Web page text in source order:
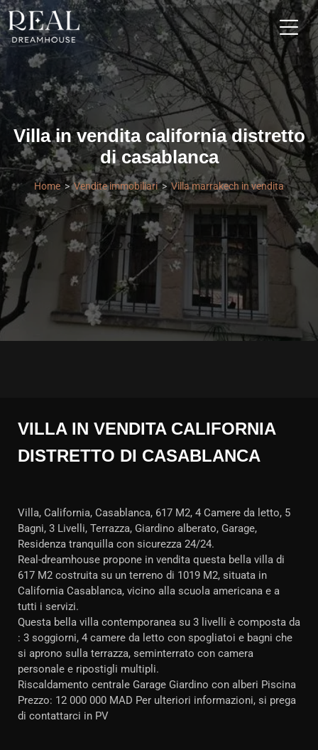
Villa in vendita california distretto
di casablanca
Home Vendite immobiliari Villa marrakech in vendita
VILLA IN VENDITA CALIFORNIA
DISTRETTO DI CASABLANCA
Villa, California, Casablanca, 617 M2, 4 Camere da letto, 5
Bagni, 3 Livelli, Terrazza, Giardino alberato, Garage,
Residenza tranquilla con sicurezza 24/24.
Real-dreamhouse propone in vendita questa bella villa di
617 M2 costruita su un terreno di 1019 M2, situata in
California Casablanca, vicino alla scuola americana e a
tutti i servizi.
Questa bella villa contemporanea su 3 livelli è composta da
: 3 soggiorni, 4 camere da letto con spogliatoi e bagni che
si aprono sulla terrazza, seminterrato con camera
personale e ripostigli multipli.
Riscaldamento centrale Garage Giardino con alberi Piscina
Prezzo: 12 000 000 MAD Per ulteriori informazioni, si prega
di contattarci in PV